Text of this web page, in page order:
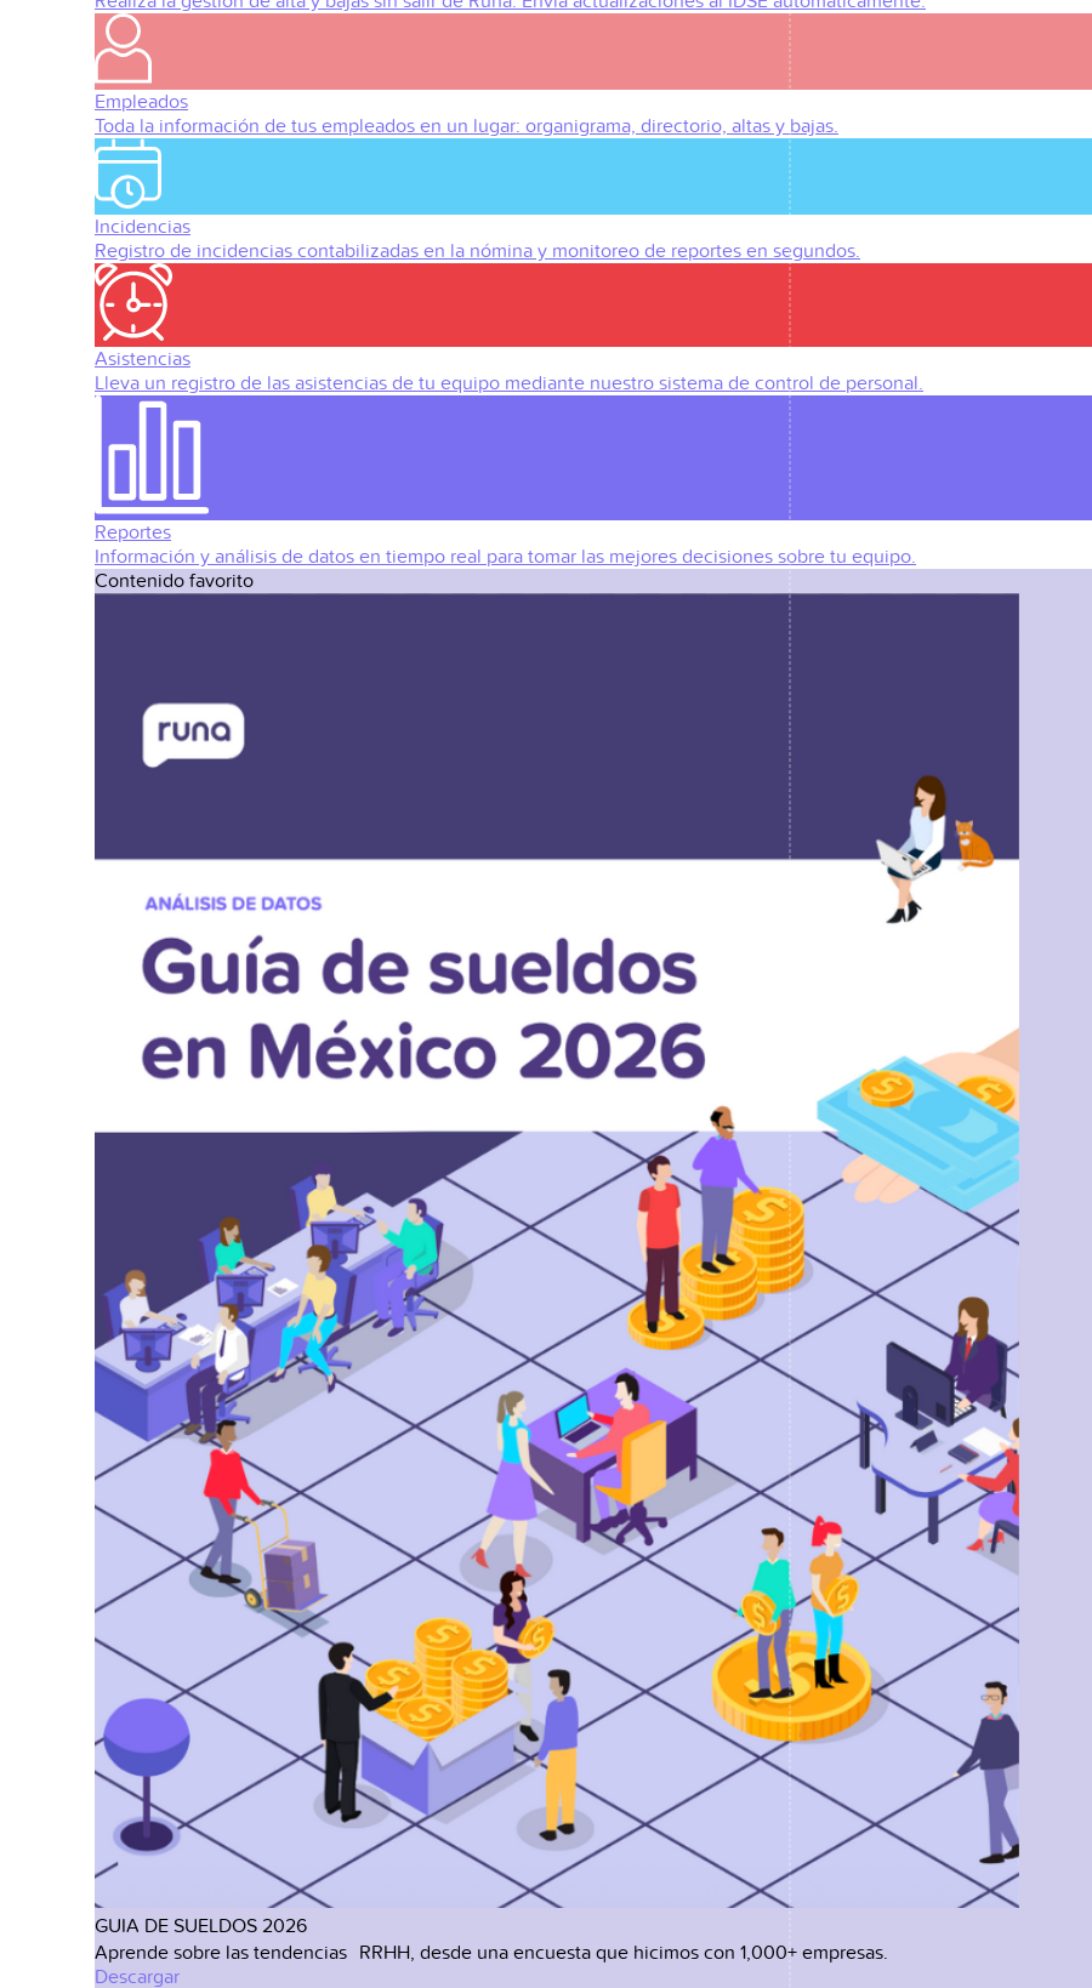
Empleados
Toda la información de tus empleados en un lugar: organigrama, directorio, altas y bajas.
Incidencias
Registro de incidencias contabilizadas en la nómina y monitoreo de reportes en segundos.
Asistencias
Lleva un registro de las asistencias de tu equipo mediante nuestro sistema de control de personal.
Reportes
Información y análisis de datos en tiempo real para tomar las mejores decisiones sobre tu equipo.
Contenido favorito
GUIA DE SUELDOS 2026
Aprende sobre las tendencias RRHH, desde una encuesta que hicimos con 1,000+ empresas.
Descargar